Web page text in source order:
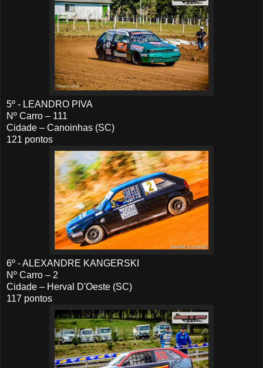
5º - LEANDRO PIVA
Nº Carro – 111
Cidade – Canoinhas (SC)
121 pontos
6º - ALEXANDRE KANGERSKI
Nº Carro – 2
Cidade – Herval D'Oeste (SC)
117 pontos